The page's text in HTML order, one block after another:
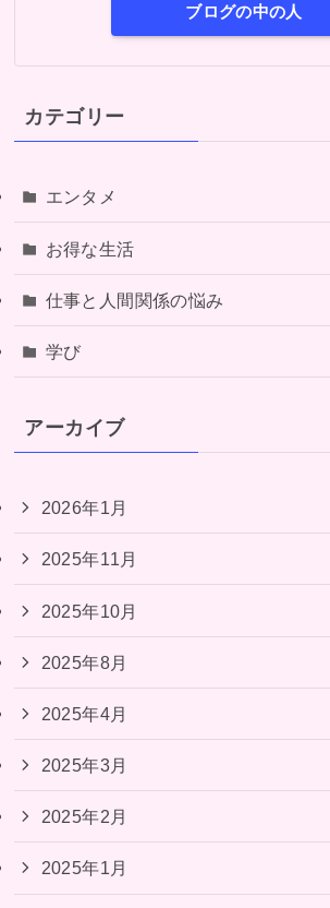
ブログの中の人
カテゴリー
エンタメ
お得な生活
仕事と人間関係の悩み
学び
アーカイブ
2026年1月
2025年11月
2025年10月
2025年8月
2025年4月
2025年3月
2025年2月
2025年1月